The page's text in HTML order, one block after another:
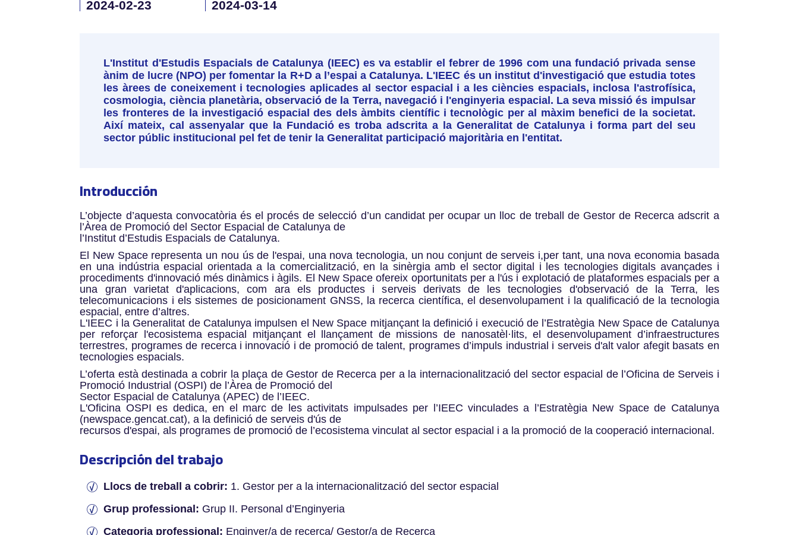
2024-02-23 2024-03-14
L'Institut d'Estudis Espacials de Catalunya (IEEC) es va establir el febrer de 1996 com una fundació privada sense
ànim de lucre (NPO) per fomentar la R+D a l’espai a Catalunya. L'IEEC és un institut d'investigació que estudia totes
les àrees de coneixement i tecnologies aplicades al sector espacial i a les ciències espacials, inclosa l'astrofísica,
cosmologia, ciència planetària, observació de la Terra, navegació i l'enginyeria espacial. La seva missió és impulsar
les fronteres de la investigació espacial des dels àmbits científic i tecnològic per al màxim benefici de la societat.
Així mateix, cal assenyalar que la Fundació es troba adscrita a la Generalitat de Catalunya i forma part del seu
sector públic institucional pel fet de tenir la Generalitat participació majoritària en l'entitat.
Introducción
L’objecte d’aquesta convocatòria és el procés de selecció d’un candidat per ocupar un lloc de treball de Gestor de Recerca adscrit a
l’Àrea de Promoció del Sector Espacial de Catalunya de
l’Institut d’Estudis Espacials de Catalunya.
El New Space representa un nou ús de l'espai, una nova tecnologia, un nou conjunt de serveis i,per tant, una nova economia basada
en una indústria espacial orientada a la comercialització, en la sinèrgia amb el sector digital i les tecnologies digitals avançades i
procediments d'innovació més dinàmics i àgils. El New Space ofereix oportunitats per a l'ús i explotació de plataformes espacials per a
una gran varietat d'aplicacions, com ara els productes i serveis derivats de les tecnologies d'observació de la Terra, les
telecomunicacions i els sistemes de posicionament GNSS, la recerca científica, el desenvolupament i la qualificació de la tecnologia
espacial, entre d’altres.
L'IEEC i la Generalitat de Catalunya impulsen el New Space mitjançant la definició i execució de l’Estratègia New Space de Catalunya
per reforçar l'ecosistema espacial mitjançant el llançament de missions de nanosatèl·lits, el desenvolupament d’infraestructures
terrestres, programes de recerca i innovació i de promoció de talent, programes d’impuls industrial i serveis d'alt valor afegit basats en
tecnologies espacials.
L’oferta està destinada a cobrir la plaça de Gestor de Recerca per a la internacionalització del sector espacial de l’Oficina de Serveis i
Promoció Industrial (OSPI) de l’Àrea de Promoció del
Sector Espacial de Catalunya (APEC) de l’IEEC.
L'Oficina OSPI es dedica, en el marc de les activitats impulsades per l’IEEC vinculades a l’Estratègia New Space de Catalunya
(newspace.gencat.cat), a la definició de serveis d'ús de
recursos d'espai, als programes de promoció de l’ecosistema vinculat al sector espacial i a la promoció de la cooperació internacional.
Descripción del trabajo
Llocs de treball a cobrir: 1. Gestor per a la internacionalització del sector espacial
Grup professional: Grup II. Personal d’Enginyeria
Categoria professional: Enginyer/a de recerca/ Gestor/a de Recerca